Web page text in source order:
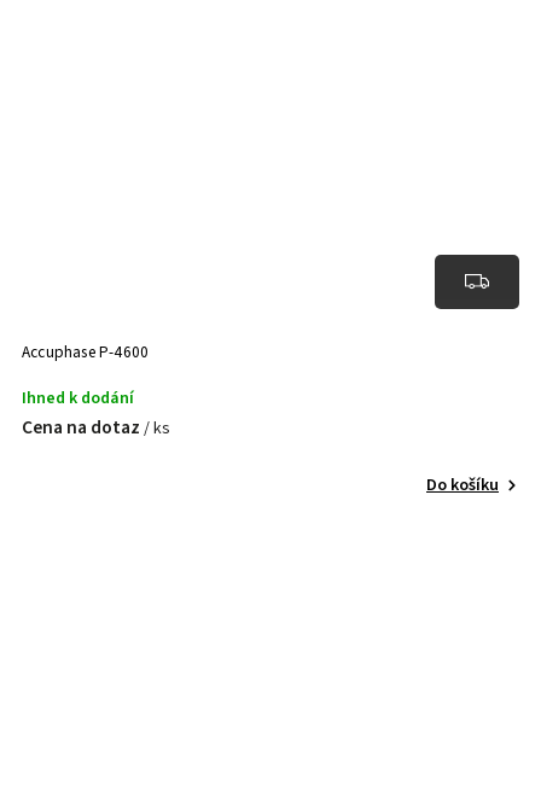
Accuphase P-4600
Ihned k dodání
Cena na dotaz / ks
Do košíku